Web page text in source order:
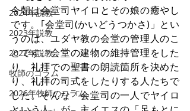
2024年説教
2023年説教
2022年説教
牧師のコラム
2026年牧師のコラム
今朝は会堂司ヤイロとその娘の癒やし
です。｢会堂司(かいどうつかさ)」とい
うのは、ユダヤ教の会堂の管理人のこ
とです。会堂の建物の維持管理をした
り、礼拝での聖書の朗読箇所を決めた
り、礼拝の司式をしたりする人たちで
した。そんな「会堂司の一人でヤイロ